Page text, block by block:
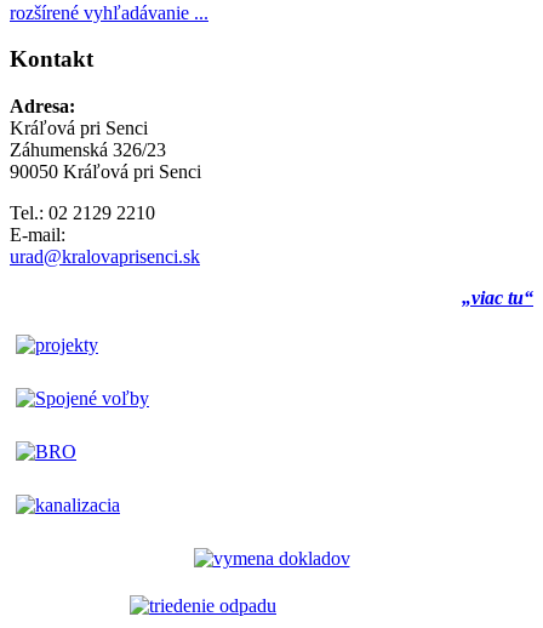
rozšírené vyhľadávanie ...
Kontakt
Adresa:
Kráľová pri Senci
Záhumenská 326/23
90050 Kráľová pri Senci
Tel.: 02 2129 2210
E-mail:
urad@kralovaprisenci.sk
„viac tu“